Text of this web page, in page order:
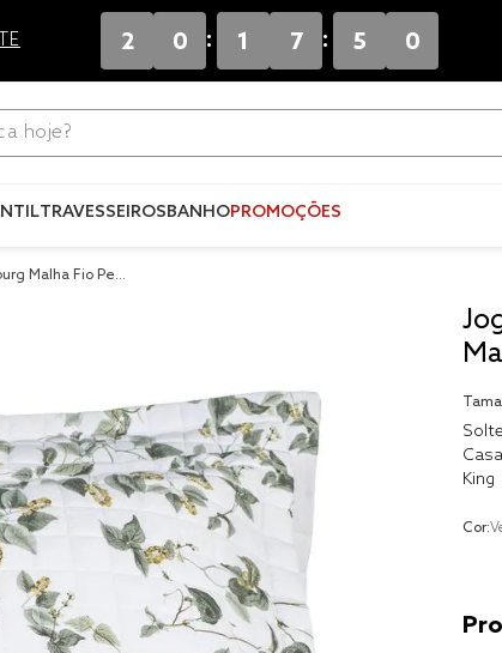
2 0 : 1 7 : 5 0
TRAVESSEIROSBANHOPROMOÇÕES
Malha Fio Pent
King
Cor:
fronha
solteiro
jogo